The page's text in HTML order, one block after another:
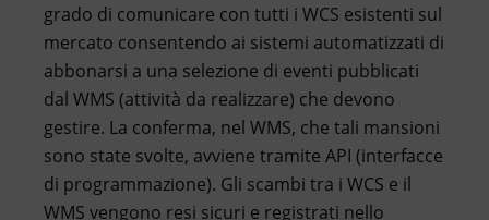
grado di comunicare con tutti i WCS esistenti sul
mercato consentendo ai sistemi automatizzati di
abbonarsi a una selezione di eventi pubblicati
dal WMS (attività da realizzare) che devono
gestire. La conferma, nel WMS, che tali mansioni
sono state svolte, avviene tramite API (interfacce
di programmazione). Gli scambi tra i WCS e il
WMS vengono resi sicuri e registrati nello